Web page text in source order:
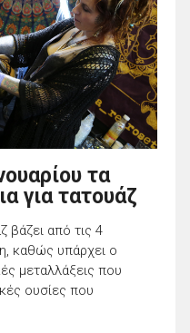
τα
για τατουάζ
βάζει από τις 4
καθώς υπάρχει ο
μεταλλάξεις που
ουσίες που